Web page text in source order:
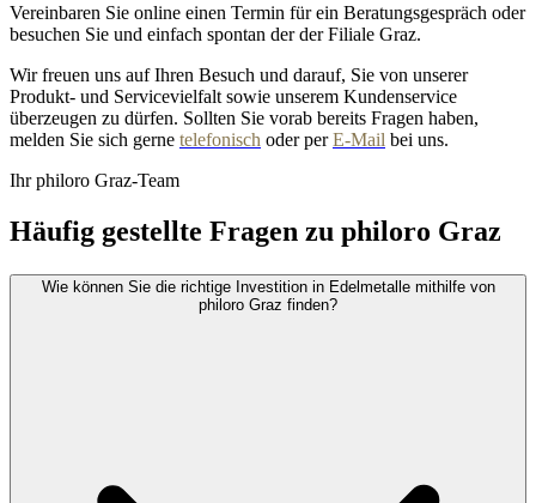
Vereinbaren Sie online einen Termin für ein Beratungsgespräch oder
besuchen Sie und einfach spontan der der Filiale Graz.
Wir freuen uns auf Ihren Besuch und darauf, Sie von unserer
Produkt- und Servicevielfalt sowie unserem Kundenservice
überzeugen zu dürfen. Sollten Sie vorab bereits Fragen haben,
melden Sie sich gerne telefonisch oder perE-Mail bei uns.
Ihr philoro Graz-Team
Häufig gestellte Fragen zu philoro Graz
Wie können Sie die richtige Investition in Edelmetalle mithilfe von
philoro Graz finden?